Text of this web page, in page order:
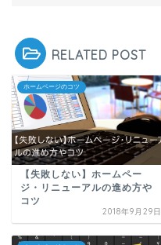
RELATED POST
ホームページのコツ
【失敗しない】ホームペー
ジ・リニューアルの進め方や
コツ
2018年9月29日